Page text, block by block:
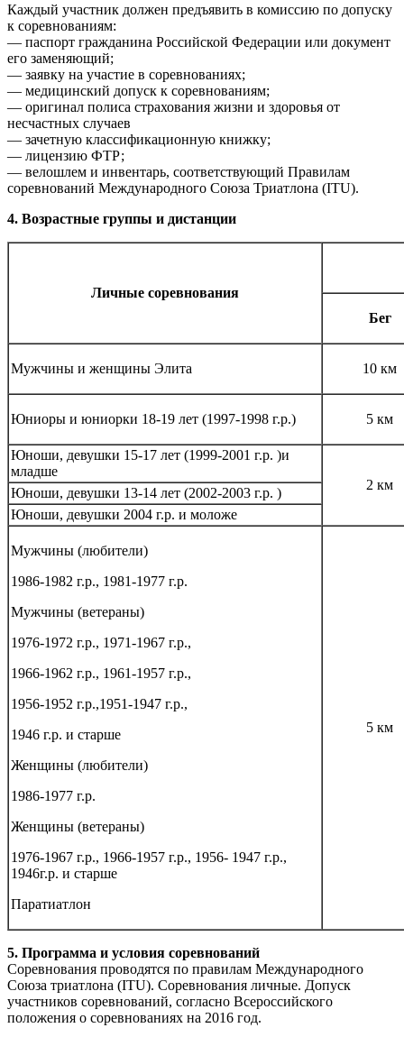
Каждый участник должен предъявить в комиссию по допуску
к соревнованиям:
— паспорт гражданина Российской Федерации или документ
его заменяющий;
— заявку на участие в соревнованиях;
— медицинский допуск к соревнованиям;
— оригинал полиса страхования жизни и здоровья от
несчастных случаев
— зачетную классификационную книжку;
— лицензию ФТР;
— велошлем и инвентарь, соответствующий Правилам
соревнований Международного Союза Триатлона (ITU).
4. Возрастные группы и дистанции
Личные соревнования
Бег
Мужчины и женщины Элита 10 км
Юниоры и юниорки 18-19 лет (1997-1998 г.р.) 5 км
Юноши, девушки 15-17 лет (1999-2001 г.р. )и
младше
2 км
Юноши, девушки 13-14 лет (2002-2003 г.р. )
Юноши, девушки 2004 г.р. и моложе
Мужчины (любители)
1986-1982 г.р., 1981-1977 г.р.
Мужчины (ветераны)
1976-1972 г.р., 1971-1967 г.р.,
1966-1962 г.р., 1961-1957 г.р.,
1956-1952 г.р.,1951-1947 г.р.,
1946 г.р. и старше
Женщины (любители)
1986-1977 г.р.
Женщины (ветераны)
1976-1967 г.р., 1966-1957 г.р., 1956- 1947 г.р.,
1946г.р. и старше
Паратиатлон
5 км
5. Программа и условия соревнований
Соревнования проводятся по правилам Международного
Союза триатлона (ITU). Соревнования личные. Допуск
участников соревнований, согласно Всероссийского
положения о соревнованиях на 2016 год.